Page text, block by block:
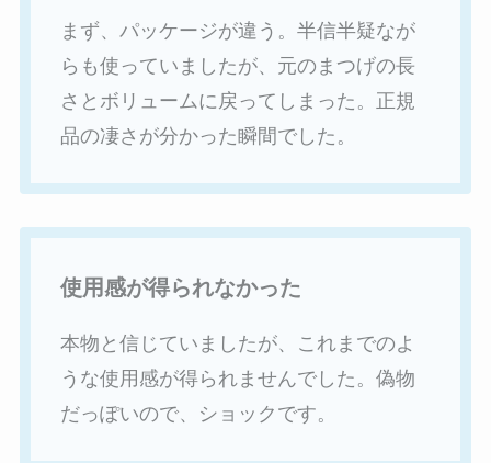
まず、パッケージが違う。半信半疑なが
らも使っていましたが、元のまつげの長
さとボリュームに戻ってしまった。正規
品の凄さが分かった瞬間でした。
使用感が得られなかった
本物と信じていましたが、これまでのよ
うな使用感が得られませんでした。偽物
だっぽいので、ショックです。